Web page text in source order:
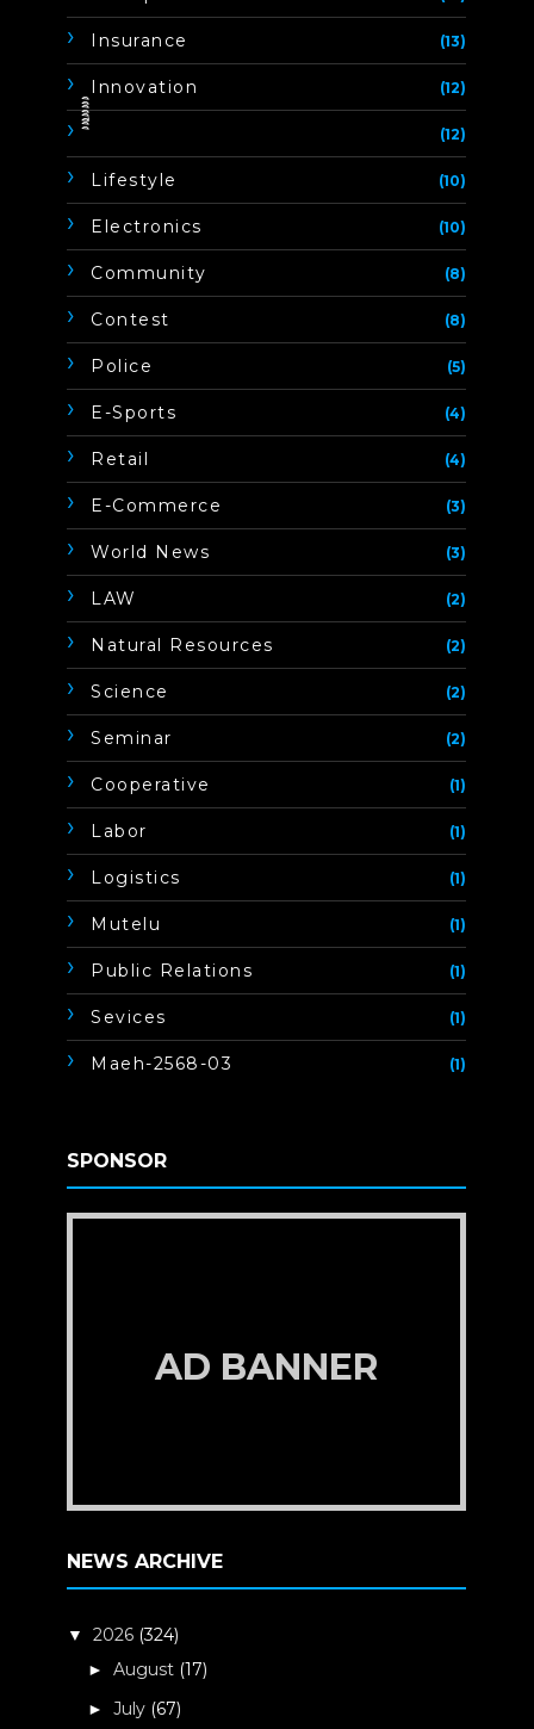
Insurance (13)
Innovation (12)
(12)
Lifestyle (10)
Electronics (10)
Community (8)
Contest (8)
Police (5)
E-Sports (4)
Retail (4)
E-Commerce (3)
World News (3)
LAW (2)
Natural Resources (2)
Science (2)
Seminar (2)
Cooperative (1)
Labor (1)
Logistics (1)
Mutelu (1)
Public Relations (1)
Sevices (1)
Maeh-2568-03 (1)
SPONSOR
AD BANNER
NEWS ARCHIVE
▼2026 (324)
►August (17)
►July (67)